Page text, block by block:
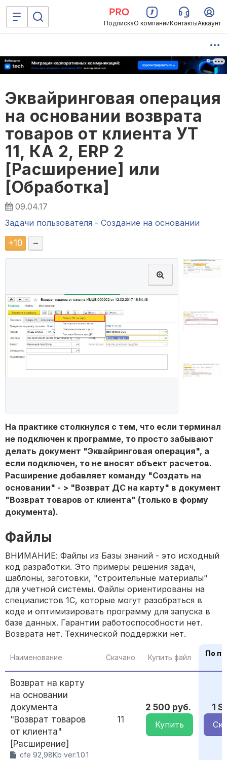
ПодпискаО компанииКонтактыАккаунт
Эквайринговая операция
на основании возврата
товаров от клиента УТ
11, КА 2, ERP 2
[Расширение] или
[Обработка]
09.04.17
Задачи пользователя - Создание на основании
+10 –
На практике столкнулся с тем, что если терминал
не подключен к программе, то просто забывают
делать документ "Эквайринговая операция", а
если подключен, то не вносят объект расчетов.
Расширение добавляет команду "Создать на
основании" - > "Возврат ДС на карту" в документ
"Возврат товаров от клиента" (только в форму
документа).
Файлы
ВНИМАНИЕ: Файлы из Базы знаний - это исходный
код разработки. Это примеры решения задач,
шаблоны, заготовки, "строительные материалы"
для учетной системы. Файлы ориентированы на
специалистов 1С, которые могут разобраться в
коде и оптимизировать программу для запуска в
базе данных. Гарантии работоспособности нет.
Возврата нет. Технической поддержки нет.
Наименование Скачано Купить файл
По
Возврат на карту
на основании
документа
"Возврат товаров
от клиента"
[Расширение]
.cfe 92,98Kb ver:1.0.1
11
2 500 руб.
Купить
1